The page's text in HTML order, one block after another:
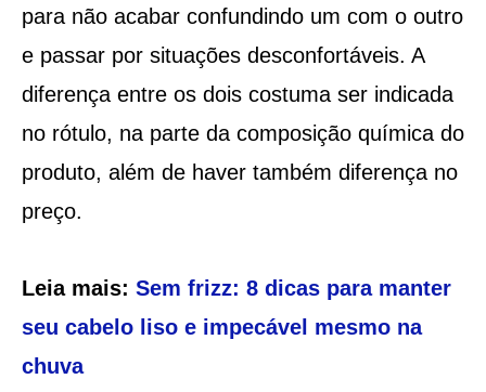
para não acabar confundindo um com o outro
e passar por situações desconfortáveis. A
diferença entre os dois costuma ser indicada
no rótulo, na parte da composição química do
produto, além de haver também diferença no
preço.
Leia mais: Sem frizz: 8 dicas para manter
seu cabelo liso e impecável mesmo na
chuva